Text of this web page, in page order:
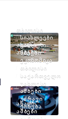
ᲗᲑᲘᲚᲘᲡᲘ
ᲡᲘᲐᲮᲚᲔᲔᲑᲘ
ᲣᲐᲮᲚᲔᲡᲘ
ᲐᲛᲑᲔᲑᲘ
ᲐᲮᲐᲚᲘ
ᲐᲛᲑᲔᲑᲘ
ᲔᲙᲝᲜᲝᲛᲘᲙᲐ
ᲗᲑᲘᲚᲘᲡᲘ
ᲡᲐᲥᲐᲠᲗᲕᲔᲚᲝ
ᲣᲐᲮᲚᲔᲡᲘ
ᲐᲛᲑᲔᲑᲘ
ᲣᲫᲠᲐᲕᲘ
ᲥᲝᲜᲔᲑᲐ
ᲐᲮᲐᲚᲘ
ᲐᲛᲑᲔᲑᲘ